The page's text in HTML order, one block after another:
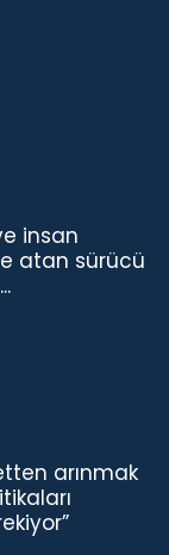
insan
atan sürücü
arınmak